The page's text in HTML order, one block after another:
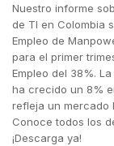
Nuestro informe
de TI en Colombia
Empleo de
para el primer
Empleo del 38%.
ha crecido un 8%
refleja un mercado
Conoce todos los
¡Descarga ya!